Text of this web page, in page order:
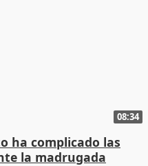
08:34
ha complicado las
la madrugada